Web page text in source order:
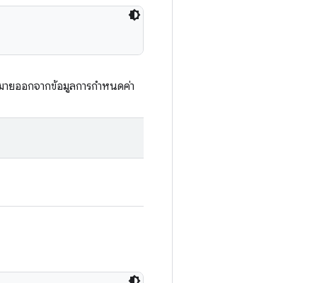
ยออกจากข้อมูลการกำหนดค่า